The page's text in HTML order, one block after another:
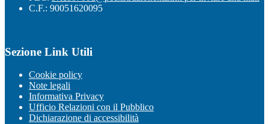
C.F.: 90051620095
Sezione Link Utili
Cookie policy
Note legali
Informativa Privacy
Ufficio Relazioni con il Pubblico
Dichiarazione di accessibilità